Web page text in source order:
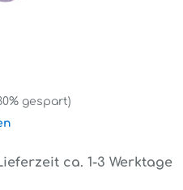
gespart)
ca. 1-3 Werktage